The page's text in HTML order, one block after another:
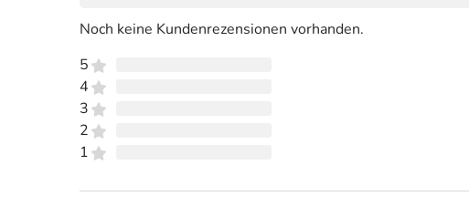
Noch keine Kundenrezensionen vorhanden.
5
4
3
2
1